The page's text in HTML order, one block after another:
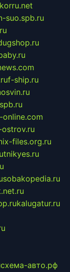
korru.net
suo.spb.ru
f-ship.ru
files.org.ru
sobakopedia.ru
kalugatur.ru
схема-авто.рф